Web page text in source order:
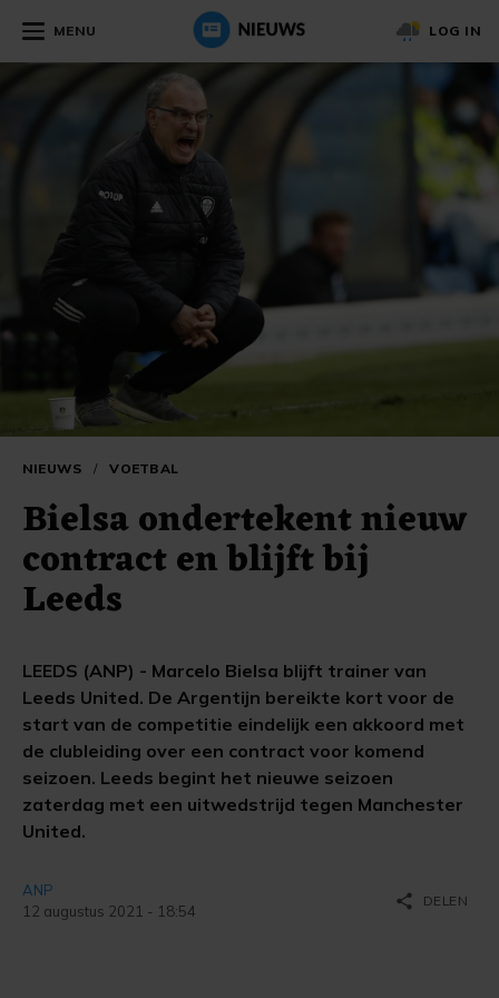
MENU LOG IN
NIEUWS / VOETBAL
Bielsa ondertekent nieuw
contract en blijft bij
Leeds
LEEDS (ANP) - Marcelo Bielsa blijft trainer van
Leeds United. De Argentijn bereikte kort voor de
start van de competitie eindelijk een akkoord met
de clubleiding over een contract voor komend
seizoen. Leeds begint het nieuwe seizoen
zaterdag met een uitwedstrijd tegen Manchester
United.
ANP
12 augustus 2021 - 18:54
share DELEN